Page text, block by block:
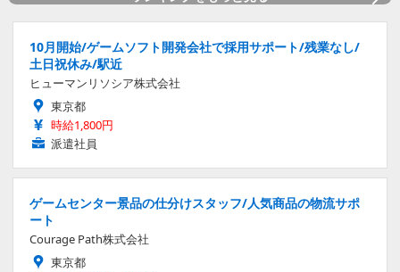
10月開始/ゲームソフト開発会社で採用サポート/残業なし/
土日祝休み/駅近
ヒューマンリソシア株式会社
東京都
時給1,800円
派遣社員
ゲームセンター景品の仕分けスタッフ/人気商品の物流サポ
ート
Courage Path株式会社
東京都